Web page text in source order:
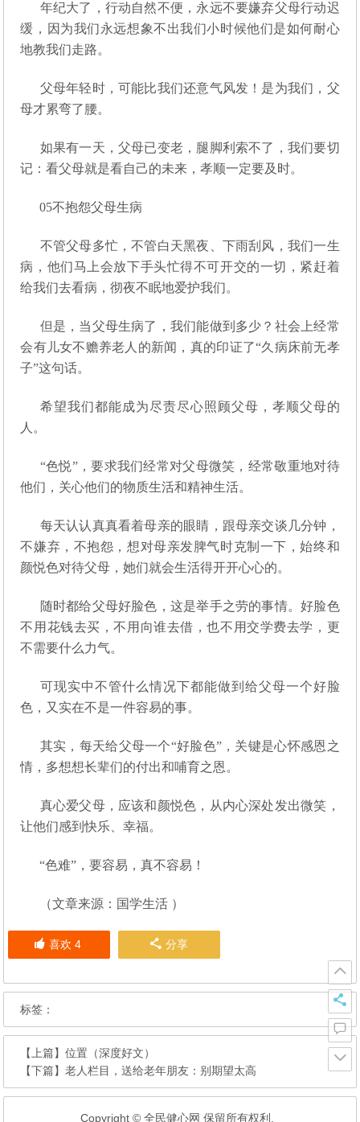
年纪大了，行动自然不便，永远不要嫌弃父母行动迟
缓，因为我们永远想象不出我们小时候他们是如何耐心
地教我们走路。
父母年轻时，可能比我们还意气风发！是为我们，父
母才累弯了腰。
如果有一天，父母已变老，腿脚利索不了，我们要切
记：看父母就是看自己的未来，孝顺一定要及时。
05不抱怨父母生病
不管父母多忙，不管白天黑夜、下雨刮风，我们一生
病，他们马上会放下手头忙得不可开交的一切，紧赶着
给我们去看病，彻夜不眠地爱护我们。
但是，当父母生病了，我们能做到多少？社会上经常
会有儿女不赡养老人的新闻，真的印证了“久病床前无孝
子”这句话。
希望我们都能成为尽责尽心照顾父母，孝顺父母的
人。
“色悦”，要求我们经常对父母微笑，经常敬重地对待
他们，关心他们的物质生活和精神生活。
每天认认真真看着母亲的眼睛，跟母亲交谈几分钟，
不嫌弃，不抱怨，想对母亲发脾气时克制一下，始终和
颜悦色对待父母，她们就会生活得开开心心的。
随时都给父母好脸色，这是举手之劳的事情。好脸色
不用花钱去买，不用向谁去借，也不用交学费去学，更
不需要什么力气。
可现实中不管什么情况下都能做到给父母一个好脸
色，又实在不是一件容易的事。
其实，每天给父母一个“好脸色”，关键是心怀感恩之
情，多想想长辈们的付出和哺育之恩。
真心爱父母，应该和颜悦色，从内心深处发出微笑，
让他们感到快乐、幸福。
“色难”，要容易，真不容易！
（文章来源：国学生活 ）
喜欢 4 分享
标签：
【上篇】位置（深度好文）
【下篇】老人栏目，送给老年朋友：别期望太高
Copyright © 全民健心网 保留所有权利.